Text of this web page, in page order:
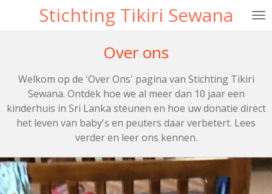
Stichting Tikiri Sewana
Over ons
Welkom op de 'Over Ons' pagina van Stichting Tikiri
Sewana. Ontdek hoe we al meer dan 10 jaar een
kinderhuis in Sri Lanka steunen en hoe uw donatie direct
het leven van baby's en peuters daar verbetert. Lees
verder en leer ons kennen.